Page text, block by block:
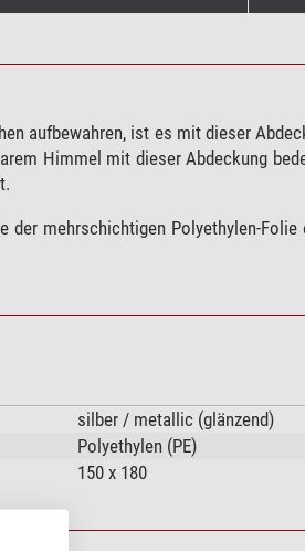
aufbewahren, ist es mit dieser
Himmel mit dieser Abdeckung
mehrschichtigen Polyethylen-
silber / metallic (glänzend)
Polyethylen (PE)
150 x 180